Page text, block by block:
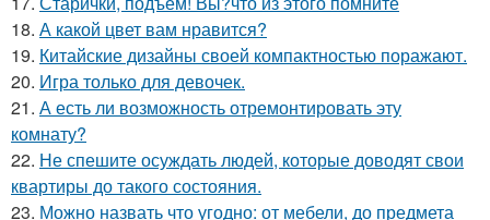
18. А какой цвет вам нравится?
19. Китайские дизайны своей компактностью поражают.
20. Игра только для девочек.
21. А есть ли возможность отремонтировать эту
комнату?
22. Не спешите осуждать людей, которые доводят свои
квартиры до такого состояния.
23. Можно назвать что угодно: от мебели, до предмета